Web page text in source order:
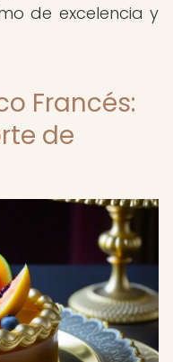
de excelencia y
Francés:
de